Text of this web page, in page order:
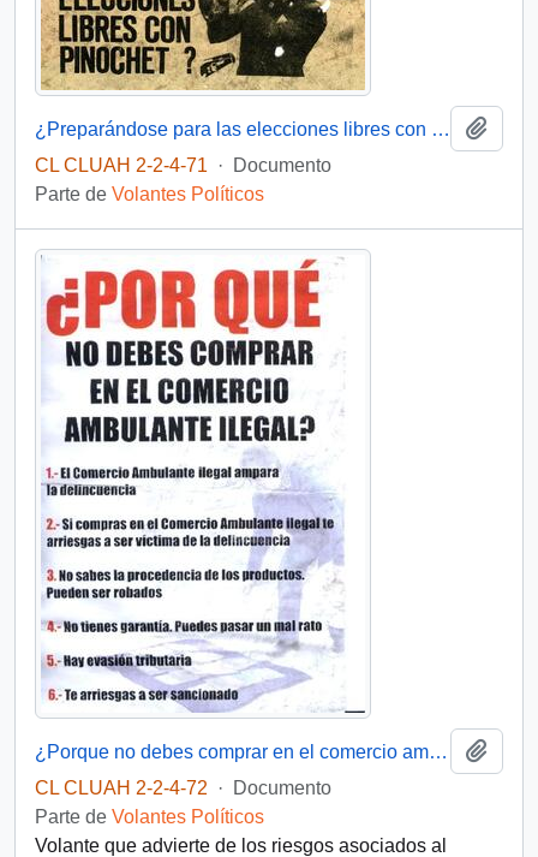
¿Preparándose para las elecciones libres con Pinochet?
CL CLUAH 2-2-4-71
·
Documento
Parte de Volantes Políticos
¿Porque no debes comprar en el comercio ambulante ilegal?
CL CLUAH 2-2-4-72
·
Documento
Parte de Volantes Políticos
Volante que advierte de los riesgos asociados al